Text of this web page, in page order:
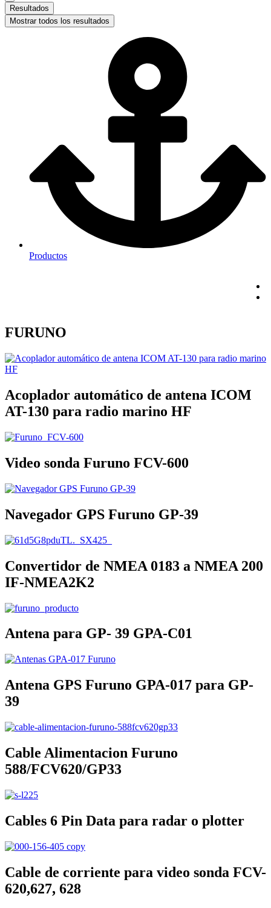
Resultados
Mostrar todos los resultados
Productos
FURUNO
Acoplador automático de antena ICOM
AT-130 para radio marino HF
Video sonda Furuno FCV-600
Navegador GPS Furuno GP-39
Convertidor de NMEA 0183 a NMEA 200
IF-NMEA2K2
Antena para GP- 39 GPA-C01
Antena GPS Furuno GPA-017 para GP-
39
Cable Alimentacion Furuno
588/FCV620/GP33
Cables 6 Pin Data para radar o plotter
Cable de corriente para video sonda FCV-
620,627, 628